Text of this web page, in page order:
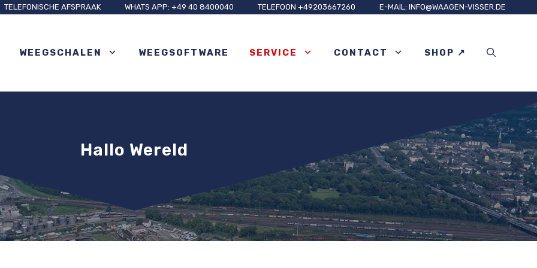
TELEFONISCHE AFSPRAAK WHATS APP: +49 40 8400040 TELEFOON +49203667260 E-MAIL: INFO@WAAGEN-VISSER.DE
WEEGSCHALEN WEEGSOFTWARE SERVICE CONTACT SHOP ↗
Hallo Wereld